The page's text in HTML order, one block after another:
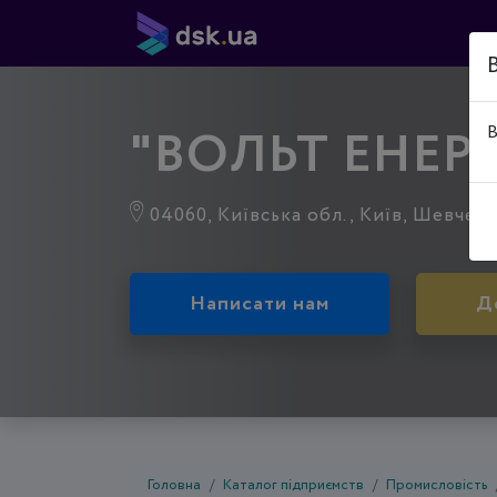
"ВОЛЬТ
04060, Київська обл., Київ,
Написати нам
Головна Каталог підприємств Промисловість